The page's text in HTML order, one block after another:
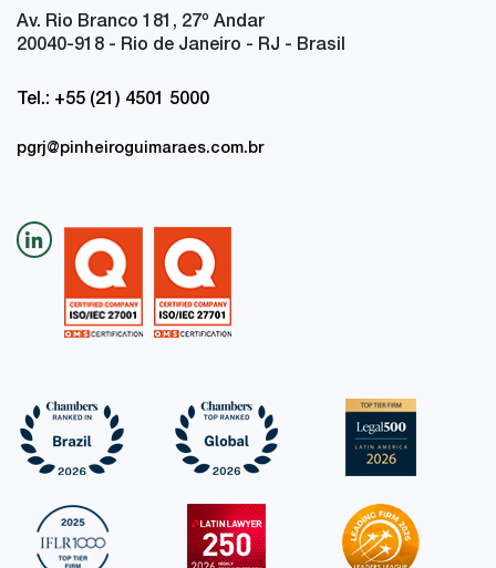
Av. Rio Branco 181, 27º Andar
20040-918 - Rio de Janeiro - RJ - Brasil
Tel.: +55 (21) 4501 5000
pgrj@pinheiroguimaraes.com.br